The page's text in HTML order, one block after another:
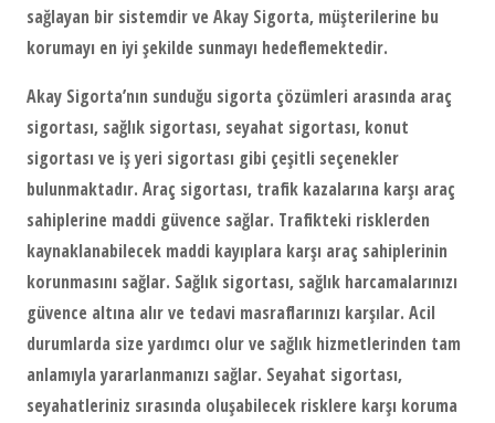
sağlayan bir sistemdir ve Akay Sigorta, müşterilerine bu
korumayı en iyi şekilde sunmayı hedeflemektedir.
Akay Sigorta’nın sunduğu sigorta çözümleri arasında araç
sigortası, sağlık sigortası, seyahat sigortası, konut
sigortası ve iş yeri sigortası gibi çeşitli seçenekler
bulunmaktadır. Araç sigortası, trafik kazalarına karşı araç
sahiplerine maddi güvence sağlar. Trafikteki risklerden
kaynaklanabilecek maddi kayıplara karşı araç sahiplerinin
korunmasını sağlar. Sağlık sigortası, sağlık harcamalarınızı
güvence altına alır ve tedavi masraflarınızı karşılar. Acil
durumlarda size yardımcı olur ve sağlık hizmetlerinden tam
anlamıyla yararlanmanızı sağlar. Seyahat sigortası,
seyahatleriniz sırasında oluşabilecek risklere karşı koruma